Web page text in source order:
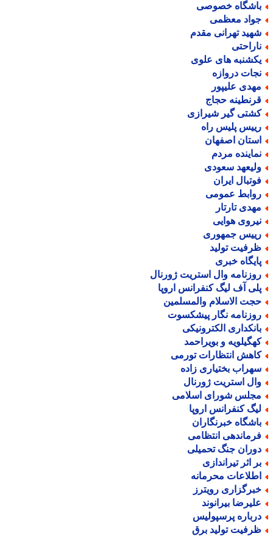
خصوصی
معظمی
تهرانی مقدم
های علوی
دروازه
علیپور
حجاج
گیر شیرازی
پلیس راه
اصفهان
مردم
سعودی
ایران
عمومی
تارتار
هوایی
جمهوری
تولید
خبری
وال استریت ژورنال
آف لیگ کنفرانس اروپا
الاسلام والمسلمین
نگار پیشکسوت
الکترونیکی
و بویراحمد
انتظارات تورمی
بختیاری زاده
استریت ژورنال
شورای اسلامی
کنفرانس اروپا
خبرنگاران
انتظامی
جنگ تحمیلی
اثر تیراندازی
محرمانه
رویترز
بیرانوند
پرسپولیس
تولید برق